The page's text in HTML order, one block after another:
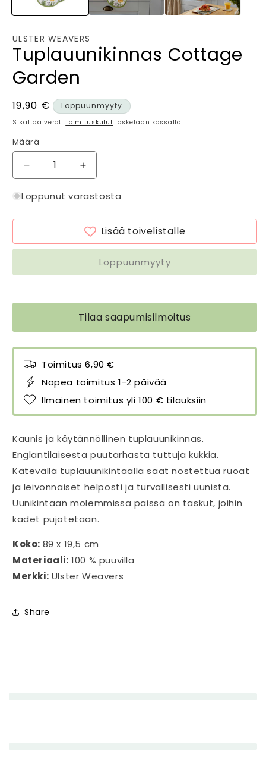
ULSTER WEAVERS
Tuplauunikinnas Cottage
Garden
Normaalihinta
19,90 € Loppuunmyyty
Sisältää verot.Toimituskulut lasketaan kassalla.
Määrä
Määrä
Vähennä
tuotteen
Tuplauunikinnas
Garden
Lisää
tuotteen
Tuplauunikinnas
Garden
määrää
Loppunut varastosta
Lisää toivelistalle
Loppuunmyyty
Tilaa saapumisilmoitus
Toimitus 6,90 €
Nopea toimitus 1-2 päivää
Ilmainen toimitus yli 100 € tilauksiin
Kaunis ja käytännöllinen tuplauunikinnas.
Englantilaisesta puutarhasta tuttuja kukkia.
Kätevällä tuplauunikintaalla saat nostettua ruoat
ja leivonnaiset helposti ja turvallisesti uunista.
Uunikintaan molemmissa päissä on taskut, joihin
kädet pujotetaan.
Koko: 89 x 19,5 cm
Materiaali: 100 % puuvilla
Merkki: Ulster Weavers
Share